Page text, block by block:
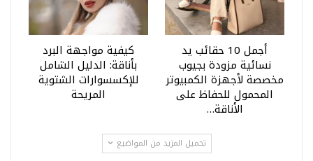
أجمل 10 حقائب يد
نسائية مزودة بجيوب
مخصصة لأجهزة الكمبيوتر
المحمول للحفاظ على
الأناقة…
كيفية مواجهة البرد
بأناقة: الدليل الشامل
للإكسسوارات الشتوية
المريحة
تحميل المزيد من المواضيع